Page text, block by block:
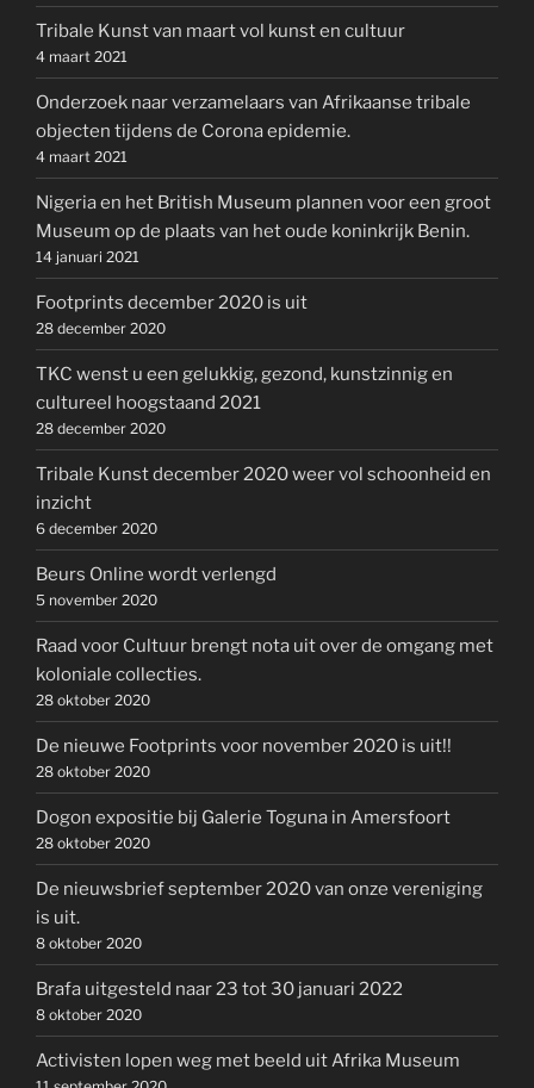
Tribale Kunst van maart vol kunst en cultuur
4 maart 2021
Onderzoek naar verzamelaars van Afrikaanse tribale
objecten tijdens de Corona epidemie.
4 maart 2021
Nigeria en het British Museum plannen voor een groot
Museum op de plaats van het oude koninkrijk Benin.
14 januari 2021
Footprints december 2020 is uit
28 december 2020
TKC wenst u een gelukkig, gezond, kunstzinnig en
cultureel hoogstaand 2021
28 december 2020
Tribale Kunst december 2020 weer vol schoonheid en
inzicht
6 december 2020
Beurs Online wordt verlengd
5 november 2020
Raad voor Cultuur brengt nota uit over de omgang met
koloniale collecties.
28 oktober 2020
De nieuwe Footprints voor november 2020 is uit!!
28 oktober 2020
Dogon expositie bij Galerie Toguna in Amersfoort
28 oktober 2020
De nieuwsbrief september 2020 van onze vereniging
is uit.
8 oktober 2020
Brafa uitgesteld naar 23 tot 30 januari 2022
8 oktober 2020
Activisten lopen weg met beeld uit Afrika Museum